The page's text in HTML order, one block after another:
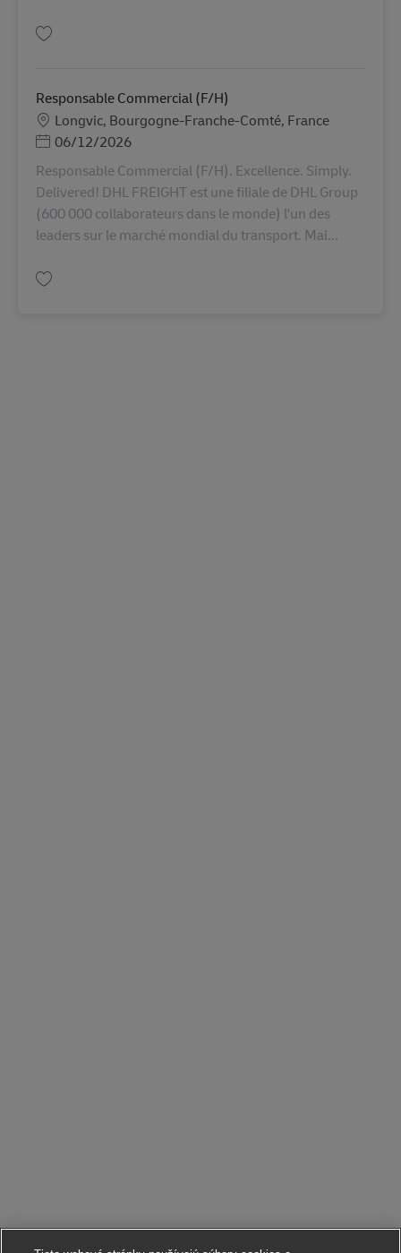
Responsable Commercial (F/H)
MiestoLongvic, Bourgogne-Franche-Comté, France
Posted Date
06/12/2026
Responsable Commercial (F/H). Excellence. Simply.
Delivered! DHL FREIGHT est une filiale de DHL Group
(600 000 collaborateurs dans le monde) l'un des
leaders sur le marché mondial du transport. Mai...